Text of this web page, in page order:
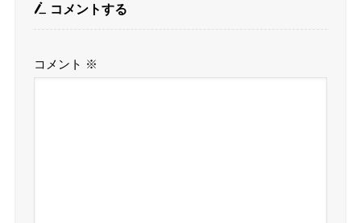
コメントする
コメント ※